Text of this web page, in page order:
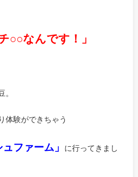
○○なんです！」
体験ができちゃう
ファーム」
に行ってきまし